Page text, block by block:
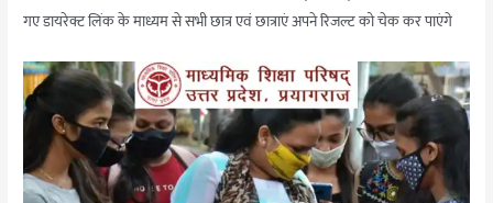
गए डायरेक्ट लिंक के माध्यम से सभी छात्र एवं छात्राएं अपने रिजल्ट को चेक कर पाएंगे